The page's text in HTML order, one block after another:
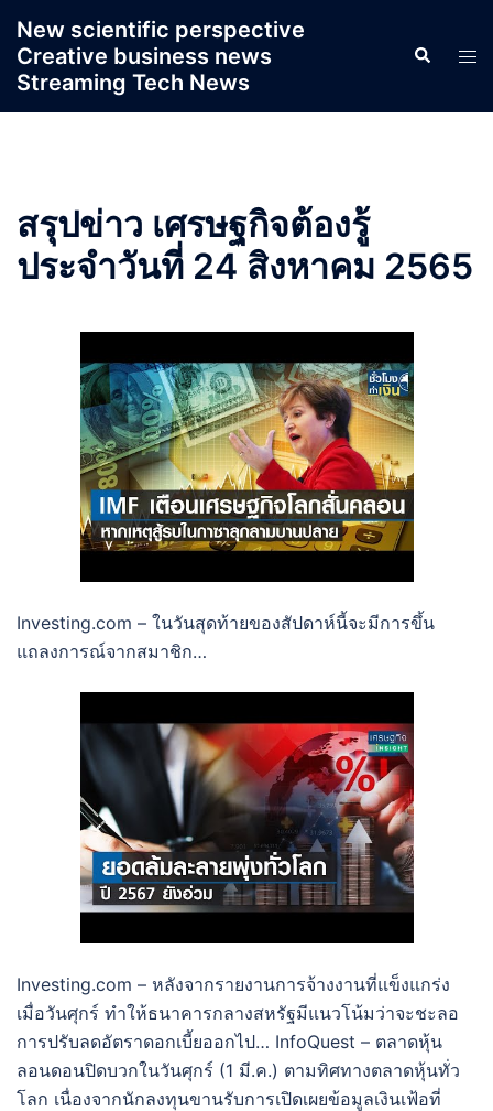
content
New scientific perspective
Creative business news
Streaming Tech News
Search
สรุปข่าว เศรษฐกิจต้องรู้
ประจำวันที่ 24 สิงหาคม 2565
Investing.com – ในวันสุดท้ายของสัปดาห์นี้จะมีการขึ้น
แถลงการณ์จากสมาชิก…
Investing.com – หลังจากรายงานการจ้างงานที่แข็งแกร่ง
เมื่อวันศุกร์ ทำให้ธนาคารกลางสหรัฐมีแนวโน้มว่าจะชะลอ
การปรับลดอัตราดอกเบี้ยออกไป… InfoQuest – ตลาดหุ้น
ลอนดอนปิดบวกในวันศุกร์ (1 มี.ค.) ตามทิศทางตลาดหุ้นทั่ว
โลก เนื่องจากนักลงทุนขานรับการเปิดเผยข้อมูลเงินเฟ้อที่